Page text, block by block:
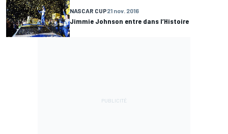
NASCAR CUP21 nov. 2016
Jimmie Johnson entre dans l’Histoire